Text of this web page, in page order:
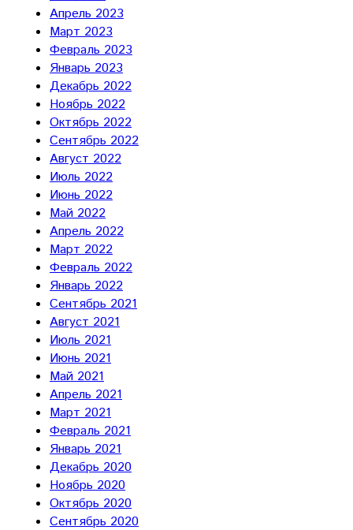
Апрель 2023
Март 2023
Февраль 2023
Январь 2023
Декабрь 2022
Ноябрь 2022
Октябрь 2022
Сентябрь 2022
Август 2022
Июль 2022
Июнь 2022
Май 2022
Апрель 2022
Март 2022
Февраль 2022
Январь 2022
Сентябрь 2021
Август 2021
Июль 2021
Июнь 2021
Май 2021
Апрель 2021
Март 2021
Февраль 2021
Январь 2021
Декабрь 2020
Ноябрь 2020
Октябрь 2020
Сентябрь 2020